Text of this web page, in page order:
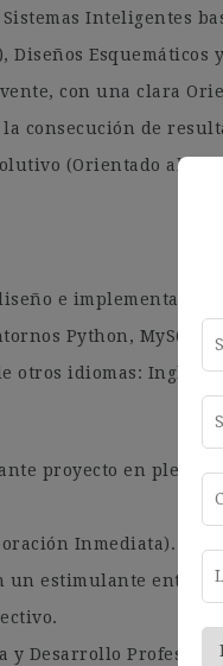
Inteligentes
Diseños Esquemáticos
con una clara
consecución de
(Orientado al
e
Python, MySQL,
otros idiomas: Inglés
proyecto en plena
Inmediata).
estimulante entorno
y Desarrollo